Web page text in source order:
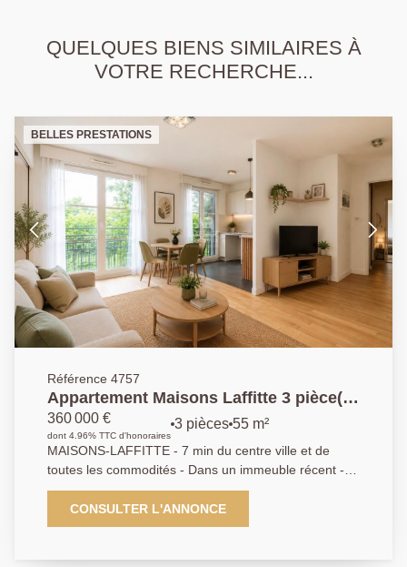
QUELQUES BIENS SIMILAIRES À
VOTRE RECHERCHE...
BELLES PRESTATIONS
Référence 4757
Appartement Maisons Laffitte 3 pièce(s)
55.65 m2
360 000 €
dont 4.96% TTC d'honoraires
3 pièces 55 m²
MAISONS-LAFFITTE - 7 min du centre ville et de
toutes les commodités - Dans un immeuble récent - 3
pièces en très bon état - Séjour - Cuisine ouverte - 2
chambres - Salle de bains - Parking en sous-sol AP :
01 39 62 04 04
CONSULTER L'ANNONCE